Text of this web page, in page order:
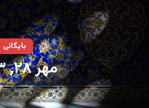
بایگانی
مهر ۲۸, ۱۳۸۳